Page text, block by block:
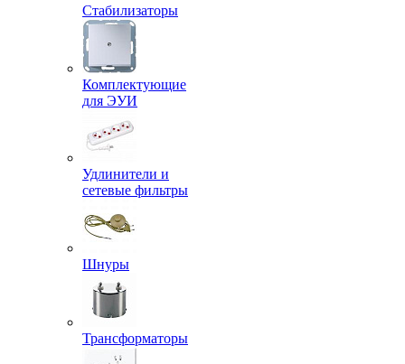
Стабилизаторы
Комплектующие
для ЭУИ
Удлинители и
сетевые фильтры
Шнуры
Трансформаторы